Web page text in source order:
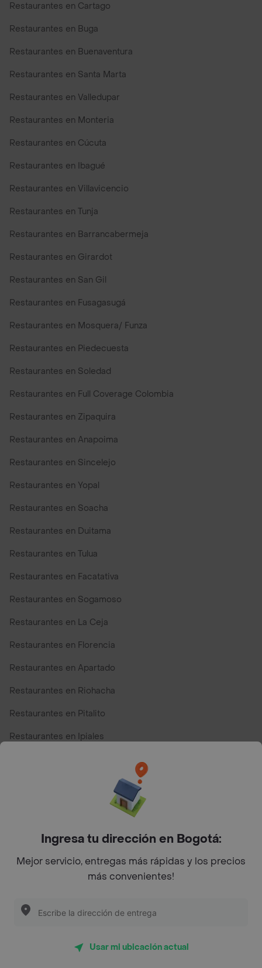
Restaurantes en Cartago
Restaurantes en Buga
Restaurantes en Buenaventura
Restaurantes en Santa Marta
Restaurantes en Valledupar
Restaurantes en Monteria
Restaurantes en Cúcuta
Restaurantes en Ibagué
Restaurantes en Villavicencio
Restaurantes en Tunja
Restaurantes en Barrancabermeja
Restaurantes en Girardot
Restaurantes en San Gil
Restaurantes en Fusagasugá
Restaurantes en Mosquera/ Funza
Restaurantes en Piedecuesta
Restaurantes en Soledad
Restaurantes en Full Coverage Colombia
Restaurantes en Zipaquira
Restaurantes en Anapoima
Restaurantes en Sincelejo
Restaurantes en Yopal
Restaurantes en Soacha
Restaurantes en Duitama
Restaurantes en Tulua
Restaurantes en Facatativa
Restaurantes en Sogamoso
Restaurantes en La Ceja
Restaurantes en Florencia
Restaurantes en Apartado
Restaurantes en Riohacha
Restaurantes en Pitalito
Restaurantes en Ipiales
Top Marcas y Cadenas de Restaurantes
Encuéntranos en estos países
App Store Google play
Restaurantes cerca de mi para pedir Comida a Domicilio -
Ingresa tu dirección en Bogotá:
Mejor servicio, entregas más rápidas y los precios
más convenientes!
Usar mi ubicación actual